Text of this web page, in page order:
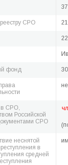
СРО
фонд
в СРО,
Российской
СРО
неснятой
в
средней